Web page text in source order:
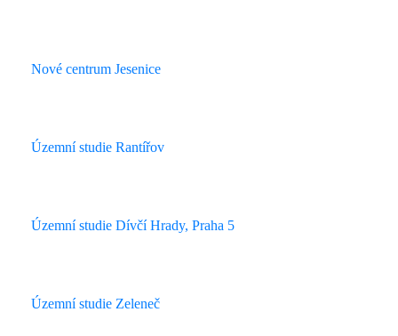
Nové centrum Jesenice
Územní studie Rantířov
Územní studie Dívčí Hrady, Praha 5
Územní studie Zeleneč